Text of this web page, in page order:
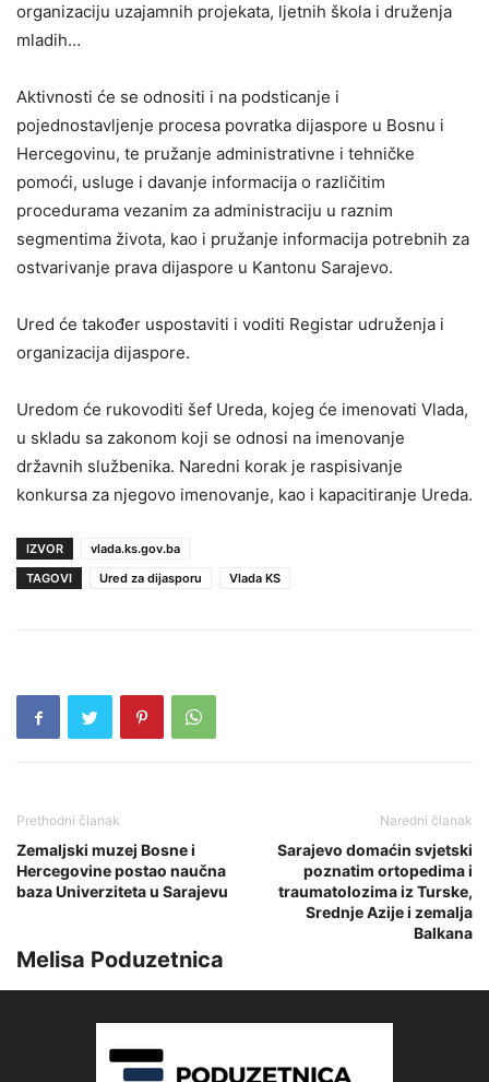
organizaciju uzajamnih projekata, ljetnih škola i druženja
mladih…
Aktivnosti će se odnositi i na podsticanje i
pojednostavljenje procesa povratka dijaspore u Bosnu i
Hercegovinu, te pružanje administrativne i tehničke
pomoći, usluge i davanje informacija o različitim
procedurama vezanim za administraciju u raznim
segmentima života, kao i pružanje informacija potrebnih za
ostvarivanje prava dijaspore u Kantonu Sarajevo.
Ured će također uspostaviti i voditi Registar udruženja i
organizacija dijaspore.
Uredom će rukovoditi šef Ureda, kojeg će imenovati Vlada,
u skladu sa zakonom koji se odnosi na imenovanje
državnih službenika. Naredni korak je raspisivanje
konkursa za njegovo imenovanje, kao i kapacitiranje Ureda.
IZVOR
vlada.ks.gov.ba
TAGOVI
Ured za dijasporu Vlada KS
Prethodni članak
Zemaljski muzej Bosne i
Hercegovine postao naučna
baza Univerziteta u Sarajevu
Naredni članak
Sarajevo domaćin svjetski
poznatim ortopedima i
traumatolozima iz Turske,
Srednje Azije i zemalja
Balkana
Melisa Poduzetnica